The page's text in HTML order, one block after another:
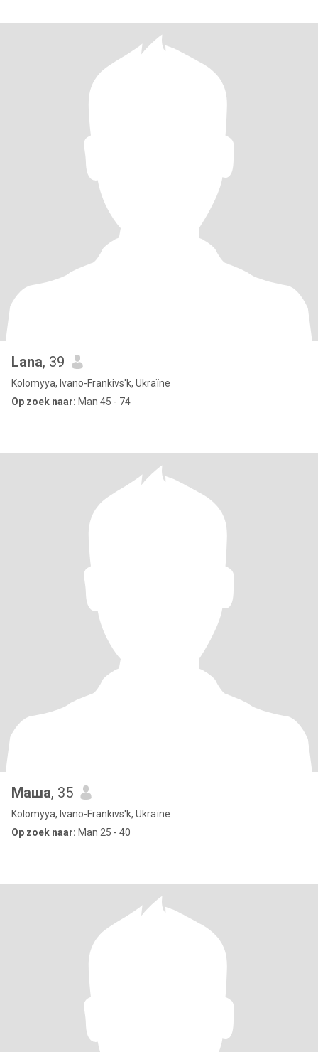
Lana, 39
Kolomyya, Ivano-Frankivs'k, Ukraïne
Op zoek naar: Man 45 - 74
Маша, 35
Kolomyya, Ivano-Frankivs'k, Ukraïne
Op zoek naar: Man 25 - 40